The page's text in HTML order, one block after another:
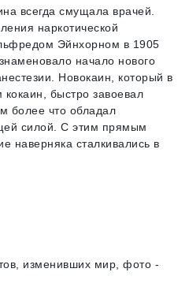
всегда смущала врачей.
наркотической
Эйнхорном в 1905
начало нового
Новокаин, который в
быстро завоевал
более что обладал
силой. С этим прямым
наверняка сталкивались в
изменивших мир, фото -